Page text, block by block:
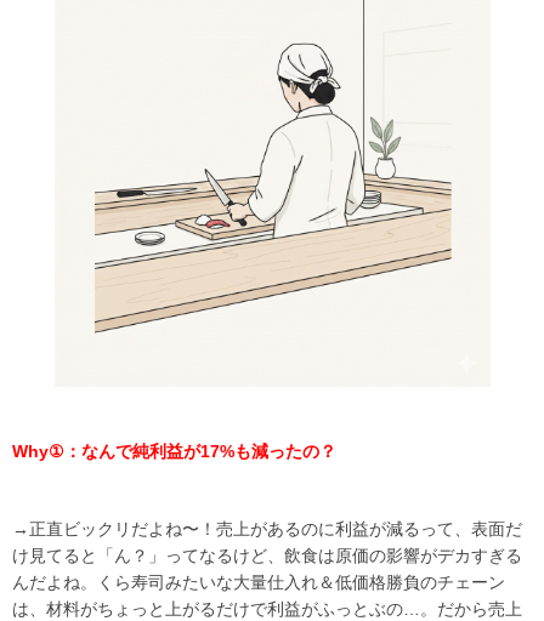
Why①：なんで純利益が17%も減ったの？
→正直ビックリだよね〜！売上があるのに利益が減るって、表面だ
け見てると「ん？」ってなるけど、飲食は原価の影響がデカすぎる
んだよね。くら寿司みたいな大量仕入れ＆低価格勝負のチェーン
は、材料がちょっと上がるだけで利益がふっとぶの…。だから売上